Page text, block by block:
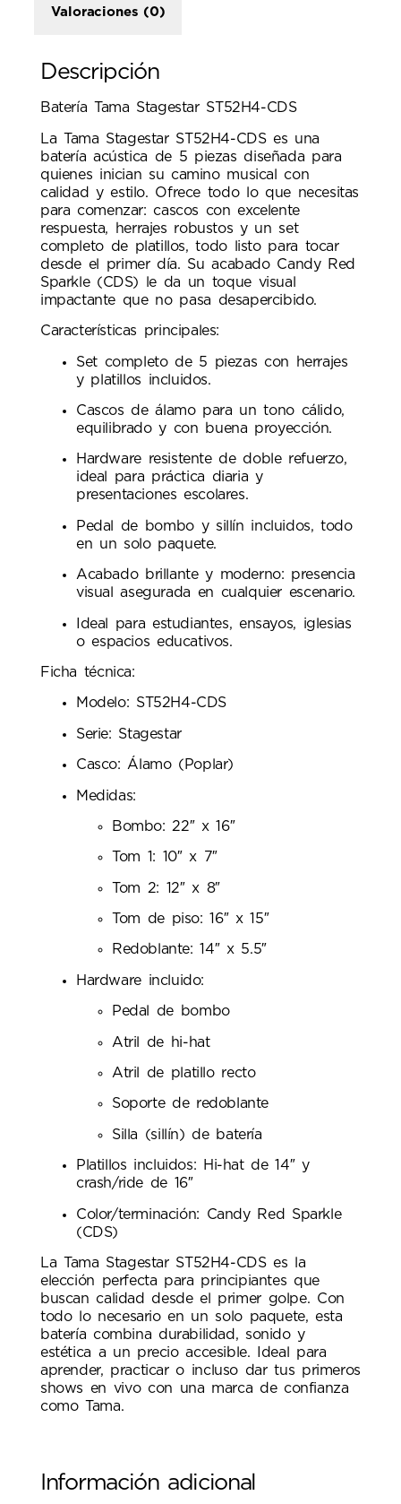
Valoraciones (0)
Descripción
Batería Tama Stagestar ST52H4-CDS
La Tama Stagestar ST52H4-CDS es una
batería acústica de 5 piezas diseñada para
quienes inician su camino musical con
calidad y estilo. Ofrece todo lo que necesitas
para comenzar: cascos con excelente
respuesta, herrajes robustos y un set
completo de platillos, todo listo para tocar
desde el primer día. Su acabado Candy Red
Sparkle (CDS) le da un toque visual
impactante que no pasa desapercibido.
Características principales:
Set completo de 5 piezas con herrajes
y platillos incluidos.
Cascos de álamo para un tono cálido,
equilibrado y con buena proyección.
Hardware resistente de doble refuerzo,
ideal para práctica diaria y
presentaciones escolares.
Pedal de bombo y sillín incluidos, todo
en un solo paquete.
Acabado brillante y moderno: presencia
visual asegurada en cualquier escenario.
Ideal para estudiantes, ensayos, iglesias
o espacios educativos.
Ficha técnica:
Modelo: ST52H4-CDS
Serie: Stagestar
Casco: Álamo (Poplar)
Medidas:
Bombo: 22″ x 16″
Tom 1: 10″ x 7″
Tom 2: 12″ x 8″
Tom de piso: 16″ x 15″
Redoblante: 14″ x 5.5″
Hardware incluido:
Pedal de bombo
Atril de hi-hat
Atril de platillo recto
Soporte de redoblante
Silla (sillín) de batería
Platillos incluidos: Hi-hat de 14″ y
crash/ride de 16″
Color/terminación: Candy Red Sparkle
(CDS)
La Tama Stagestar ST52H4-CDS es la
elección perfecta para principiantes que
buscan calidad desde el primer golpe. Con
todo lo necesario en un solo paquete, esta
batería combina durabilidad, sonido y
estética a un precio accesible. Ideal para
aprender, practicar o incluso dar tus primeros
shows en vivo con una marca de confianza
como Tama.
Información adicional